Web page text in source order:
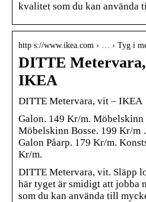
kvalitet som du kan använda
http s://www.ikea.com › … › Tyg i
DITTE
IKEA
DITTE Metervara, vit – IKEA
Galon. 149 Kr/m. Möbelskinn
Möbelskinn Bosse. 199 Kr/
Galon Påarp. 179 Kr/m.
Kr/m.
DITTE Metervara, vit. Släpp
här tyget är smidigt att jobba
som du kan använda till